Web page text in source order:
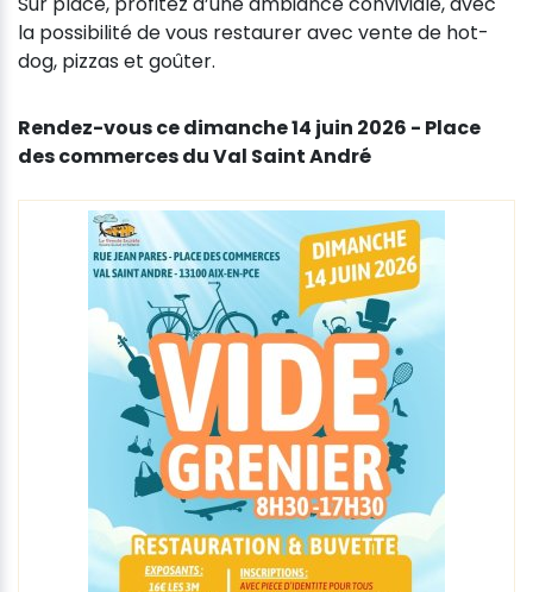
la possibilité de vous restaurer avec vente de hot-
dog, pizzas et goûter.
Rendez-vous ce dimanche 14 juin 2026 - Place
des commerces du Val Saint André